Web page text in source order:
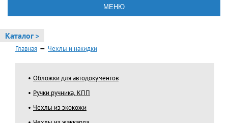
МЕНЮ
Каталог >
Главная — Чехлы и накидки
Обложки для автодокументов
Ручки ручника, КПП
Чехлы из экокожи